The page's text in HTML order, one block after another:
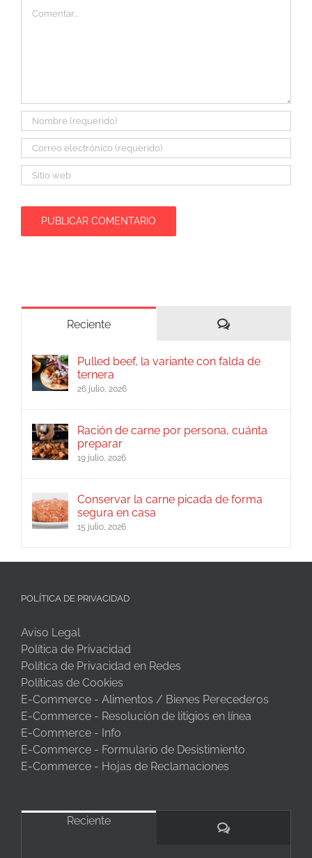
Reciente Comentarios
Pulled beef, la variante con falda de
ternera
26 julio, 2026
Ración de carne por persona, cuánta
preparar
19 julio, 2026
Conservar la carne picada de forma
segura en casa
15 julio, 2026
POLÍTICA DE PRIVACIDAD
Aviso Legal
Política de Privacidad
Política de Privacidad en Redes
Políticas de Cookies
E-Commerce - Alimentos / Bienes Perecederos
E-Commerce - Resolución de litigios en línea
E-Commerce - Info
E-Commerce - Formulario de Desistimiento
E-Commerce - Hojas de Reclamaciones
Reciente
Comentarios